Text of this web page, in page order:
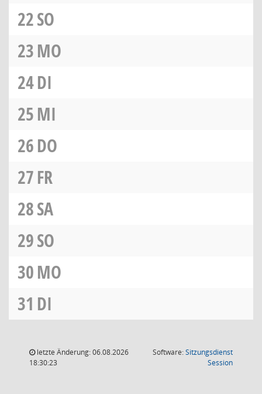
22SO
23MO
24DI
25MI
26DO
27FR
28SA
29SO
30MO
31 DI
letzte Änderung: 06.08.2026
18:30:23
Software:Sitzungsdienst
Session(Wird in